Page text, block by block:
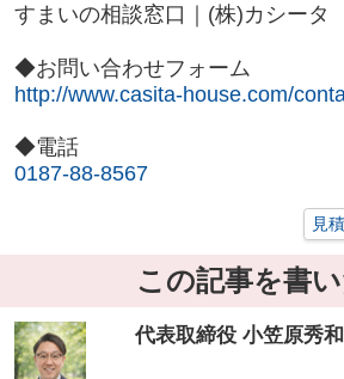
すまいの相談窓口｜(株)カシータ
◆お問い合わせフォーム
http://www.casita-house.com/
◆電話
0187-88-8567
見
この記事を書
代表取締役 小笠原秀和